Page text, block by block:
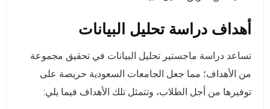
أهداف دراسة تحليل البيانات
تساعد دراسة ماجستير تحليل البيانات في تحقيق مجموعة
من الأهداف؛ مما جعل الجامعات السعودية حريصة على
توفيرها من أجل الطلاب، وتتمثل تلك الأهداف فيما يلي: